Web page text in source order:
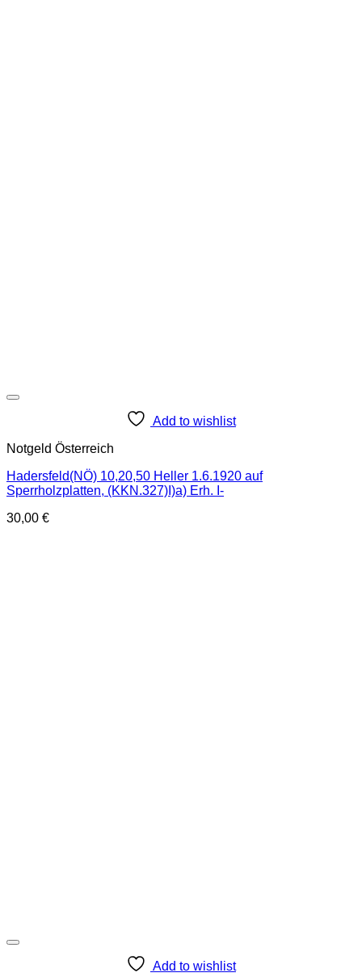
Add to wishlist
Notgeld Österreich
Hadersfeld(NÖ) 10,20,50 Heller 1.6.1920 auf
Sperrholzplatten, (KKN.327)I)a) Erh. I-
30,00 €
Add to wishlist